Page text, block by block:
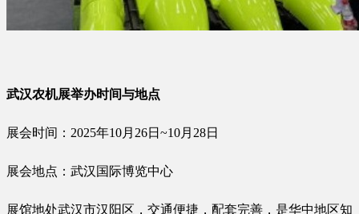
武汉农机展举办时间与地点
展会时间：2025年10月26日~10月28日
展会地点：武汉国际博览中心
展馆地处武汉市汉阳区，交通便捷，配套完善，是华中地区知